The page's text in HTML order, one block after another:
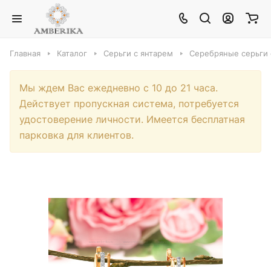
Главная Каталог Серьги с янтарем Серебряные серьги
Мы ждем Вас ежедневно с 10 до 21 часа.
Действует пропускная система, потребуется
удостоверение личности. Имеется бесплатная
парковка для клиентов.